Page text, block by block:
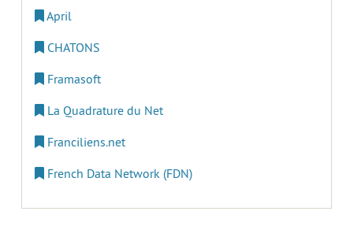
April
CHATONS
Framasoft
La Quadrature du Net
Franciliens.net
French Data Network (FDN)